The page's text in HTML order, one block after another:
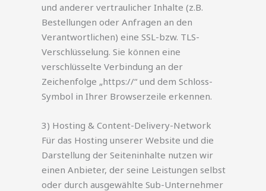
und anderer vertraulicher Inhalte (z.B.
Bestellungen oder Anfragen an den
Verantwortlichen) eine SSL-bzw. TLS-
Verschlüsselung. Sie können eine
verschlüsselte Verbindung an der
Zeichenfolge „https://“ und dem Schloss-
Symbol in Ihrer Browserzeile erkennen.
3) Hosting & Content-Delivery-Network
Für das Hosting unserer Website und die
Darstellung der Seiteninhalte nutzen wir
einen Anbieter, der seine Leistungen selbst
oder durch ausgewählte Sub-Unternehmer